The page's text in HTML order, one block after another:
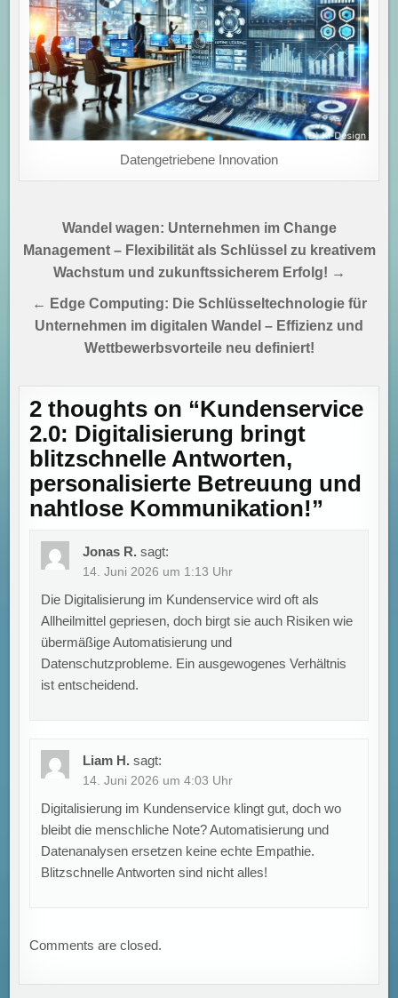
Datengetriebene Innovation
Beitragsnavigation
Wandel wagen: Unternehmen im Change
Management – Flexibilität als Schlüssel zu kreativem
Wachstum und zukunftssicherem Erfolg! →
← Edge Computing: Die Schlüsseltechnologie für
Unternehmen im digitalen Wandel – Effizienz und
Wettbewerbsvorteile neu definiert!
2 thoughts on “Kundenservice
2.0: Digitalisierung bringt
blitzschnelle Antworten,
personalisierte Betreuung und
nahtlose Kommunikation!”
Jonas R. sagt:
14. Juni 2026 um 1:13 Uhr
Die Digitalisierung im Kundenservice wird oft als
Allheilmittel gepriesen, doch birgt sie auch Risiken wie
übermäßige Automatisierung und
Datenschutzprobleme. Ein ausgewogenes Verhältnis
ist entscheidend.
Liam H. sagt:
14. Juni 2026 um 4:03 Uhr
Digitalisierung im Kundenservice klingt gut, doch wo
bleibt die menschliche Note? Automatisierung und
Datenanalysen ersetzen keine echte Empathie.
Blitzschnelle Antworten sind nicht alles!
Comments are closed.